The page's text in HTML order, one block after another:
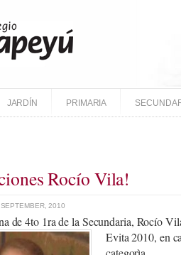
JARDÍN PRIMARIA
Rocío Vila!
2010
de 4to 1ra de la Secundaria, Rocío
Evita 2010, en